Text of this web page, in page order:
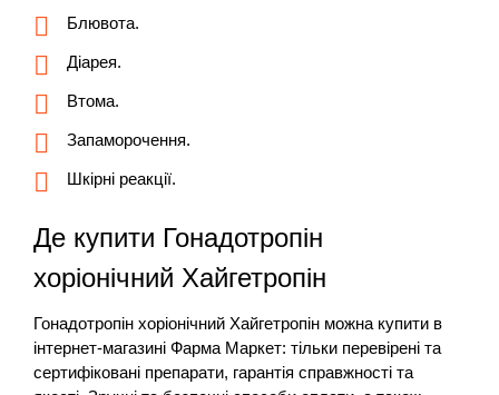
Блювота.
Діарея.
Втома.
Запаморочення.
Шкірні реакції.
Де купити Гонадотропін
хоріонічний Хайгетропін
Гонадотропін хоріонічний Хайгетропін можна купити в
інтернет-магазині Фарма Маркет: тільки перевірені та
сертифіковані препарати, гарантія справжності та